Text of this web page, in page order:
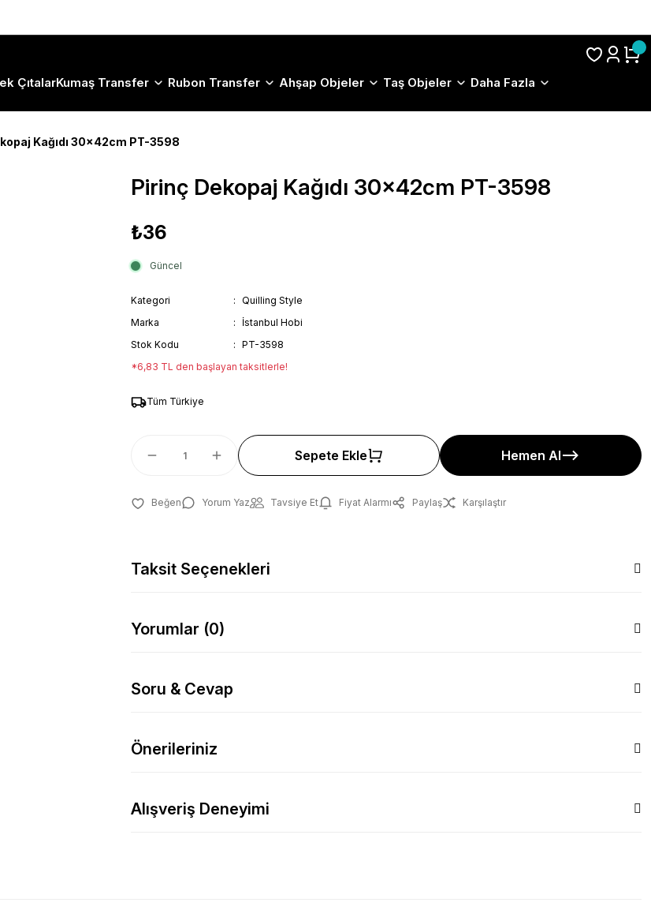
ÇıtalarKumaş Transfer Rubon Transfer Ahşap Objeler Taş Objeler Daha Fazla
Kağıdı 30x42cm PT-3598
Pirinç Dekopaj Kağıdı 30x42cm PT-3598
₺36
Güncel
Kategori
Quilling Style
Marka
İstanbul Hobi
Stok Kodu
PT-3598
*6,83 TL den başlayan taksitlerle!
Tüm Türkiye
Sepete Ekle Hemen Al
Yorum Yaz Tavsiye Et Fiyat Alarmı Paylaş Karşılaştır
Taksit Seçenekleri
Yorumlar (0)
Soru & Cevap
Önerileriniz
Alışveriş Deneyimi